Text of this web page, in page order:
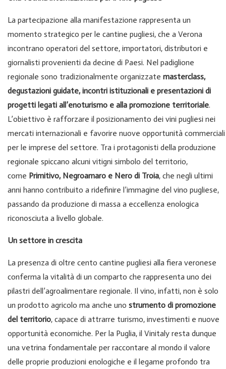
La partecipazione alla manifestazione rappresenta un
momento strategico per le cantine pugliesi, che a Verona
incontrano operatori del settore, importatori, distributori e
giornalisti provenienti da decine di Paesi. Nel padiglione
regionale sono tradizionalmente organizzate masterclass,
degustazioni guidate, incontri istituzionali e presentazioni di
progetti legati all’enoturismo e alla promozione territoriale.
L’obiettivo è rafforzare il posizionamento dei vini pugliesi nei
mercati internazionali e favorire nuove opportunità commerciali
per le imprese del settore. Tra i protagonisti della produzione
regionale spiccano alcuni vitigni simbolo del territorio,
come Primitivo, Negroamaro e Nero di Troia, che negli ultimi
anni hanno contribuito a ridefinire l’immagine del vino pugliese,
passando da produzione di massa a eccellenza enologica
riconosciuta a livello globale.
Un settore in crescita
La presenza di oltre cento cantine pugliesi alla fiera veronese
conferma la vitalità di un comparto che rappresenta uno dei
pilastri dell’agroalimentare regionale. Il vino, infatti, non è solo
un prodotto agricolo ma anche uno strumento di promozione
del territorio, capace di attrarre turismo, investimenti e nuove
opportunità economiche. Per la Puglia, il Vinitaly resta dunque
una vetrina fondamentale per raccontare al mondo il valore
delle proprie produzioni enologiche e il legame profondo tra